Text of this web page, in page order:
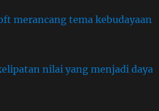
merancang tema kebudayaan
nilai yang menjadi daya